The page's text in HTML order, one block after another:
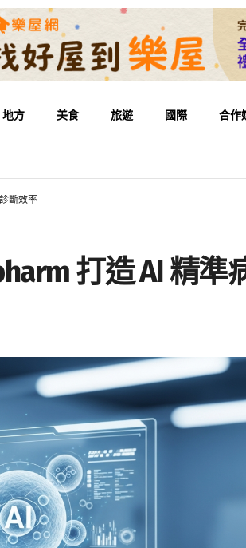
地方 美食 旅遊 國際 合作
斷效率
打造 AI 精